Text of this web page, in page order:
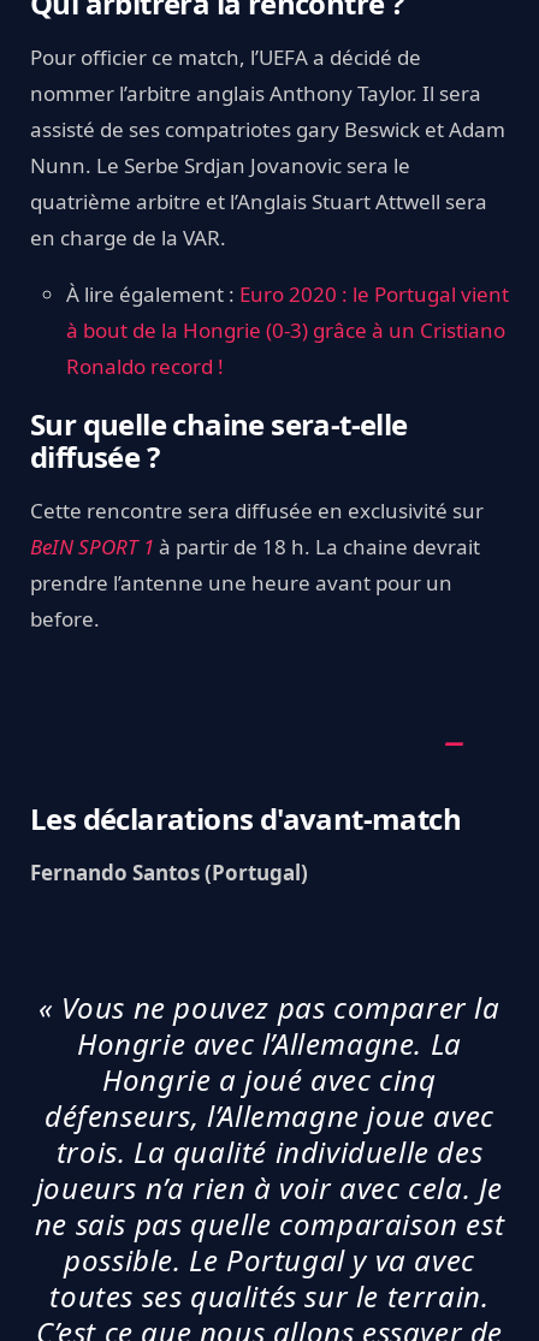
Pour officier ce match, l’UEFA a décidé de
nommer l’arbitre anglais Anthony Taylor. Il sera
assisté de ses compatriotes gary Beswick et Adam
Nunn. Le Serbe Srdjan Jovanovic sera le
quatrième arbitre et l’Anglais Stuart Attwell sera
en charge de la VAR.
À lire également : Euro 2020 : le Portugal vient
à bout de la Hongrie (0-3) grâce à un Cristiano
Ronaldo record !
Sur quelle chaine sera-t-elle
diffusée ?
Cette rencontre sera diffusée en exclusivité sur
BeIN SPORT 1 à partir de 18 h. La chaine devrait
prendre l’antenne une heure avant pour un
before.
Les déclarations d'avant-match
Fernando Santos (Portugal)
« Vous ne pouvez pas comparer la
Hongrie avec l’Allemagne. La
Hongrie a joué avec cinq
défenseurs, l’Allemagne joue avec
trois. La qualité individuelle des
joueurs n’a rien à voir avec cela. Je
ne sais pas quelle comparaison est
possible. Le Portugal y va avec
toutes ses qualités sur le terrain.
C’est ce que nous allons essayer de